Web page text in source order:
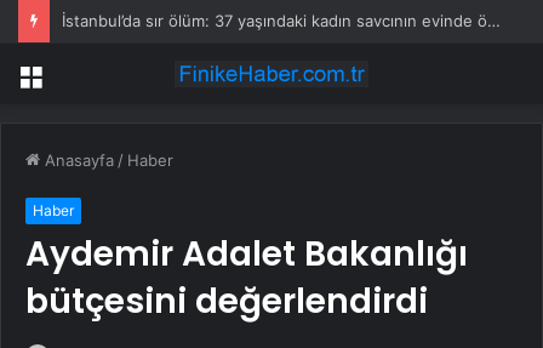
İstanbul’da sır ölüm: 37 yaşındaki kadın savcının evinde ölü bulundu!
Menü
Anasayfa / Haber
Haber
Aydemir Adalet Bakanlığı
bütçesini değerlendirdi